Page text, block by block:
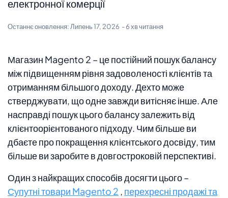
електронної комерції
Останнє оновлення: Липень 17, 2026 - 6 хв читання
Магазин Magento 2 – це постійний пошук балансу
між підвищенням рівня задоволеності клієнтів та
отриманням більшого доходу. Дехто може
стверджувати, що одне завжди витісняє інше. Але
насправді пошук цього балансу залежить від
клієнтоорієнтованого підходу. Чим більше ви
дбаєте про покращення клієнтського досвіду, тим
більше ви заробите в довгостроковій перспективі.
Один з найкращих способів досягти цього –
Супутні товари Magento 2 , перехресні продажі та